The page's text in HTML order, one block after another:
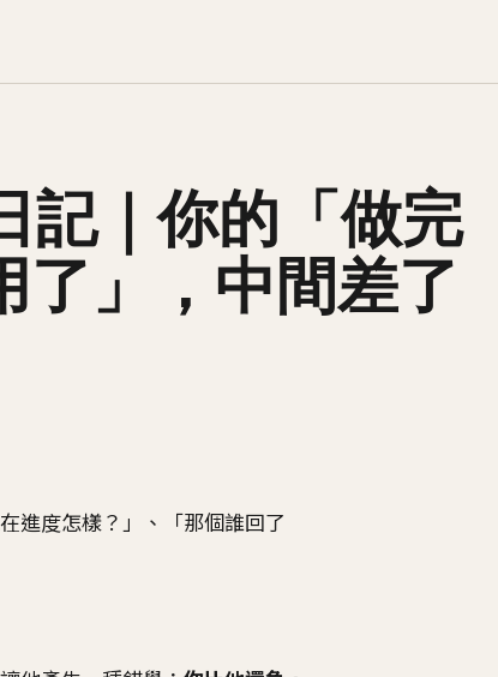
記｜你的「做完
了」，中間差了
進度怎樣？」、「那個誰回了